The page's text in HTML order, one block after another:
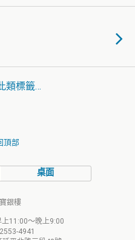
類標籤…
頂部
桌面
銀樓
11:00～晚上9:00
4941